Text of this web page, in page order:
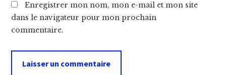
Enregistrer mon nom, mon e-mail et mon site
dans le navigateur pour mon prochain
commentaire.